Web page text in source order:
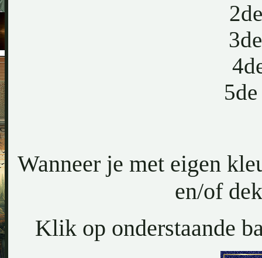
Wanneer je met eigen
en/of
Klik op onderstaande